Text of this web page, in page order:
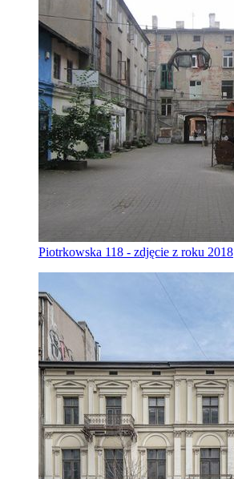
Piotrkowska 118 - zdjęcie z roku 2018